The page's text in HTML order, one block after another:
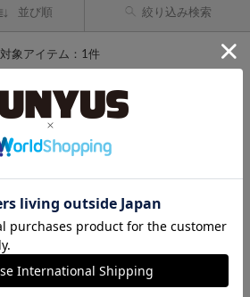
並び順 絞り込み検索
対象アイテム：1件